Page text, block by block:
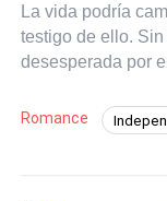
La vida podría
testigo de ello.
desesperada por
desconocido. La aparición de un hombre que comienza a
mover su mundo,
Romance